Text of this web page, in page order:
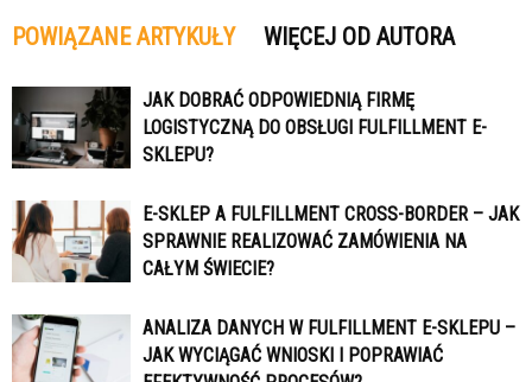
POWIĄZANE ARTYKUŁY WIĘCEJ OD AUTORA
JAK DOBRAĆ ODPOWIEDNIĄ FIRMĘ
LOGISTYCZNĄ DO OBSŁUGI FULFILLMENT E-
SKLEPU?
E-SKLEP A FULFILLMENT CROSS-BORDER – JAK
SPRAWNIE REALIZOWAĆ ZAMÓWIENIA NA
CAŁYM ŚWIECIE?
ANALIZA DANYCH W FULFILLMENT E-SKLEPU –
JAK WYCIĄGAĆ WNIOSKI I POPRAWIAĆ